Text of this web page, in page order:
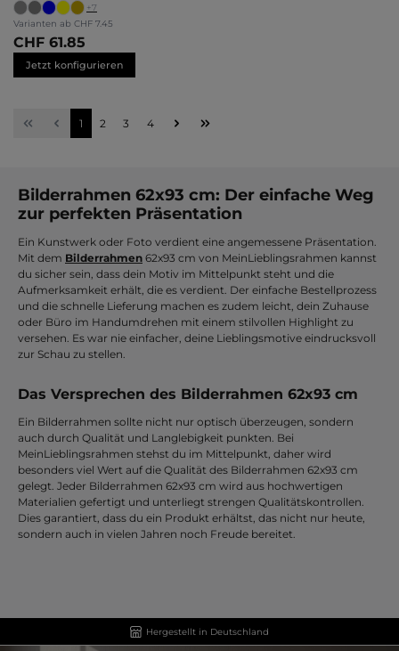
+7
Varianten ab CHF 7.45
CHF 61.85
Jetzt konfigurieren
Seite
1 Seite
2 Seite
3 Seite
4
Bilderrahmen 62x93 cm: Der einfache Weg
zur perfekten Präsentation
Ein Kunstwerk oder Foto verdient eine angemessene Präsentation.
Mit dem Bilderrahmen 62x93 cm von MeinLieblingsrahmen kannst
du sicher sein, dass dein Motiv im Mittelpunkt steht und die
Aufmerksamkeit erhält, die es verdient. Der einfache Bestellprozess
und die schnelle Lieferung machen es zudem leicht, dein Zuhause
oder Büro im Handumdrehen mit einem stilvollen Highlight zu
versehen. Es war nie einfacher, deine Lieblingsmotive eindrucksvoll
zur Schau zu stellen.
Das Versprechen des Bilderrahmen 62x93 cm
Ein Bilderrahmen sollte nicht nur optisch überzeugen, sondern
auch durch Qualität und Langlebigkeit punkten. Bei
MeinLieblingsrahmen stehst du im Mittelpunkt, daher wird
besonders viel Wert auf die Qualität des Bilderrahmen 62x93 cm
gelegt. Jeder Bilderrahmen 62x93 cm wird aus hochwertigen
Materialien gefertigt und unterliegt strengen Qualitätskontrollen.
Dies garantiert, dass du ein Produkt erhältst, das nicht nur heute,
sondern auch in vielen Jahren noch Freude bereitet.
Hergestellt in Deutschland